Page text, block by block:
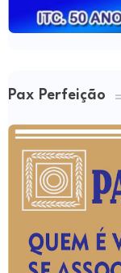
Pax Perfeição